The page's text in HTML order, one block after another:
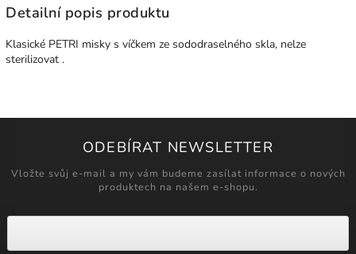
Detailní popis produktu
Klasické PETRI misky s víčkem ze sododraselného skla, nelze
sterilizovat .
ODEBÍRAT NEWSLETTER
Vložte svůj e-mail a my vám budeme zasílat informace o nových
produktech na našem e-shopu.